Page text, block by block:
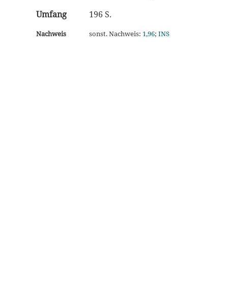
Umfang
196 S.
Nachweis sonst. Nachweis: 1,96; INS